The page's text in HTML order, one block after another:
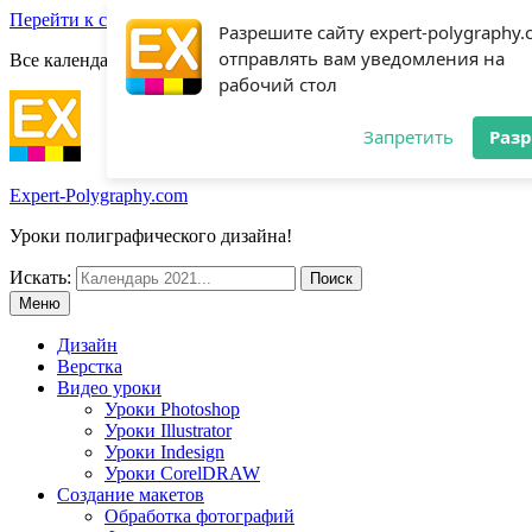
Разрешите сайту expert-
отправлять вам уведомления на
рабочий стол
Запретить
Перейти к содержимому
Все календари 2022: Посмотреть шаблоны!
Expert-Polygraphy.com
Уроки полиграфического дизайна!
Искать:
Меню
Дизайн
Верстка
Видео уроки
Уроки Photoshop
Уроки Illustrator
Уроки Indesign
Уроки CorelDRAW
Создание макетов
Обработка фотографий